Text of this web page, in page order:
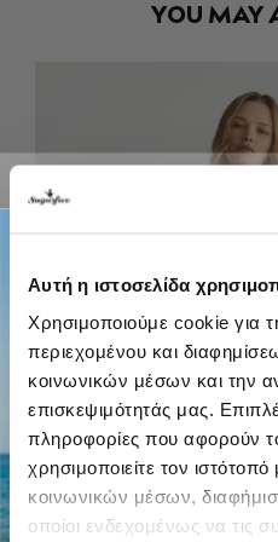
Αυτή η ιστοσελίδα
Χρησιμοποιούμε cookie για
περιεχομένου και
κοινωνικών μέσων και την
επισκεψιμότητάς μας.
πληροφορίες που αφορούν
χρησιμοποιείτε τον
κοινωνικών μέσων,
οποίοι ενδεχομένως να τις
YOU MAY